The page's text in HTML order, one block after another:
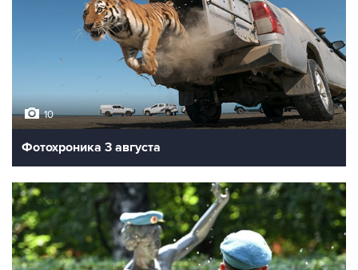
10
Фотохроника 3 августа